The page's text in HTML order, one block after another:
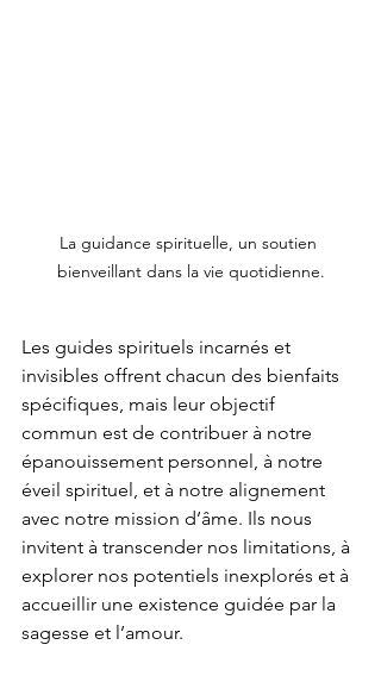
La guidance spirituelle, un soutien
bienveillant dans la vie quotidienne.
Les guides spirituels incarnés et
invisibles offrent chacun des bienfaits
spécifiques, mais leur objectif
commun est de contribuer à notre
épanouissement personnel, à notre
éveil spirituel, et à notre alignement
avec notre mission d’âme. Ils nous
invitent à transcender nos limitations, à
explorer nos potentiels inexplorés et à
accueillir une existence guidée par la
sagesse et l’amour.